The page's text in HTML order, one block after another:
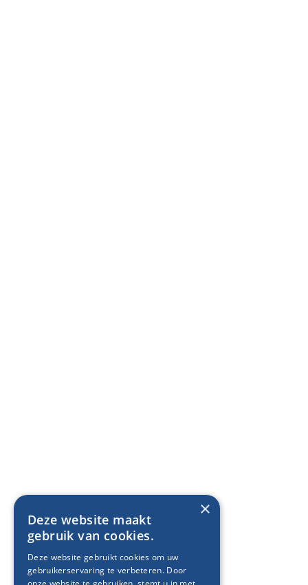
×
Deze website maakt
gebruik van cookies.
Deze website gebruikt cookies om uw
gebruikerservaring te verbeteren. Door